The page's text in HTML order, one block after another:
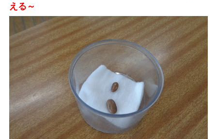
える～